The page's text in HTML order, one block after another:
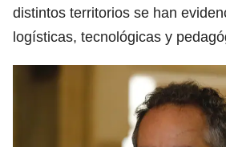
distintos territorios se han
logísticas, tecnológicas y